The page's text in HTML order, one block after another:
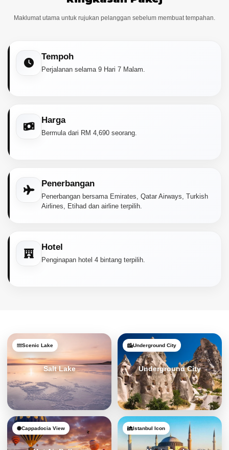
Maklumat utama untuk rujukan pelanggan sebelum membuat tempahan.
Tempoh
Perjalanan selama 9 Hari 7 Malam.
Harga
Bermula dari RM 4,690 seorang.
Penerbangan
Penerbangan bersama Emirates, Qatar Airways, Turkish
Airlines, Etihad dan airline terpilih.
Hotel
Penginapan hotel 4 bintang terpilih.
Salt Lake
Scenic Lake
Underground City
Underground City
Cappadocia View Istanbul Icon